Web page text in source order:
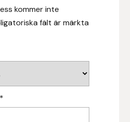
kommer inte
fält är märkta
*